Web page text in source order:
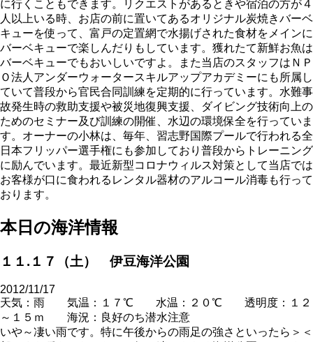
に行くこともできます。リクエストがあるときや宿泊の方が４
人以上いる時、お店の前に置いてあるオリジナル炭焼きバーベ
キューを使って、富戸の定置網で水揚げされた食材をメインに
バーベキューで楽しんだりもしています。獲れたて新鮮お魚は
バーベキューでもおいしいですよ。また当店のスタッフはＮＰ
Ｏ法人アンダーウォータースキルアップアカデミーにも所属し
ていて普段から官民合同訓練を定期的に行っています。水難事
故発生時の救助支援や被災地復興支援、ダイビング技術向上の
ためのセミナー及び訓練の開催、水辺の環境保全を行っていま
す。オーナーの小林は、毎年、習志野国際プールで行われる全
日本フリッパー選手権にも参加しており普段からトレーニング
に励んでいます。最近新型コロナウィルス対策として当店では
お客様が口に食われるレンタル器材のアルコール消毒も行って
おります。
本日の海洋情報
１１.１７（土） 伊豆海洋公園
2012/11/17
天気：雨 気温：１７℃ 水温：２０℃ 透明度：１２
～１５ｍ 海況：良好のち潜水注意
いや～凄い雨です。特に午後からの雨足の強さといったら＞＜